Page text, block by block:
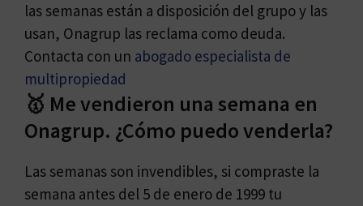
las semanas están a disposición del grupo y las
usan, Onagrup las reclama como deuda.
Contacta con un abogado especialista de
multipropiedad
🥇 Me vendieron una semana en
Onagrup. ¿Cómo puedo venderla?
Las semanas son invendibles, si compraste la
semana antes del 5 de enero de 1999 tu